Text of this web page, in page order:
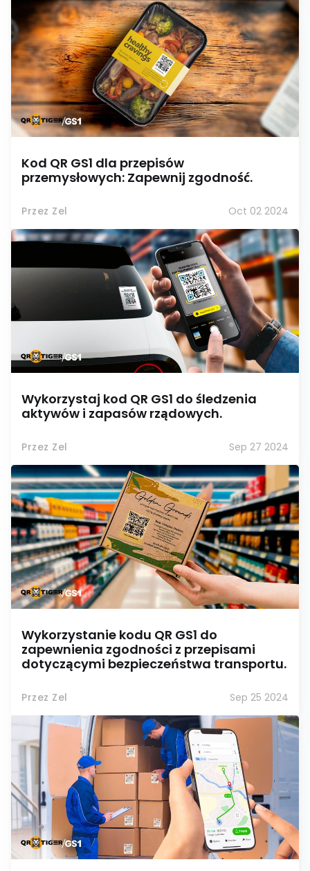
Kod QR GS1 dla przepisów
przemysłowych: Zapewnij zgodność.
Przez Zel Oct 02 2024
Wykorzystaj kod QR GS1 do śledzenia
aktywów i zapasów rządowych.
Przez Zel Sep 27 2024
Wykorzystanie kodu QR GS1 do
zapewnienia zgodności z przepisami
dotyczącymi bezpieczeństwa transportu.
Przez Zel Sep 25 2024